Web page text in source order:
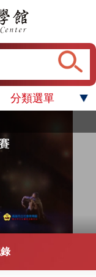
分類選單